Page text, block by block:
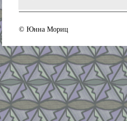
© Юнна Мориц